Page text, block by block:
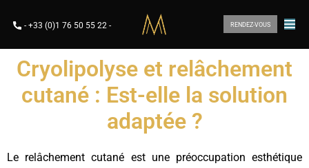
- +33 (0)1 76 50 55 22 - RENDEZ-VOUS
Cryolipolyse et relâchement
cutané : Est-elle la solution
adaptée ?
Le relâchement cutané est une préoccupation esthétique